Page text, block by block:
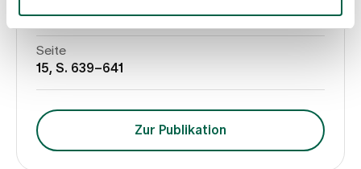
Swiss Medical Forum
Seite
15, S. 639–641
Zur Publikation